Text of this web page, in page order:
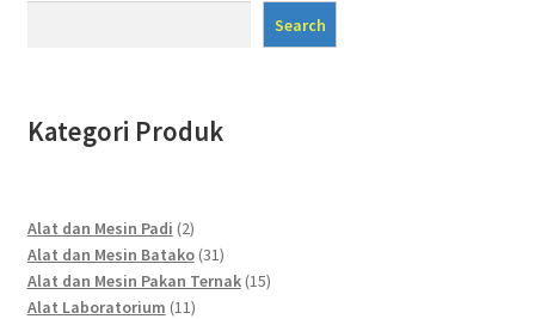
Search
Kategori Produk
Alat dan Mesin Padi 22
products
Alat dan Mesin Batako 3131
products
Alat dan Mesin Pakan Ternak 1515
Alat Laboratorium 1111